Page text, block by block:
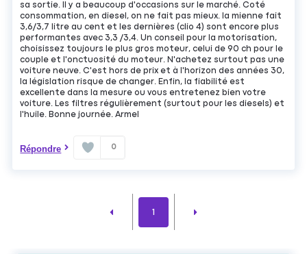
sa sortie. ll y a beaucoup d'occasions sur le marché. Coté
consommation, en diesel, on ne fait pas mieux. la mienne fait
3,6/3,7 litre au cent et les dernières (clio 4) sont encore plus
performantes avec 3,3 /3,4. Un conseil pour la motorisation,
choisissez toujours le plus gros moteur, celui de 90 ch pour le
couple et l'onctuosité du moteur. N'achetez surtout pas une
voiture neuve. C'est hors de prix et à l'horizon des années 30,
la législation risque de changer. Enfin, la fiabilité est
excellente dans la mesure ou vous entretenez bien votre
voiture. Les filtres régulièrement (surtout pour les diesels) et
l'huile. Bonne journée. Armel
Répondre 0
1